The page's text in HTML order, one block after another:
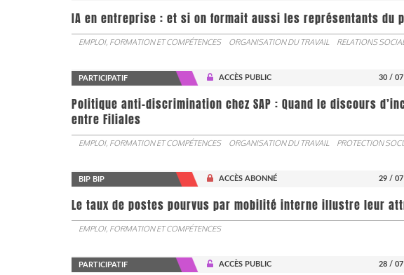
IA en entreprise : et si on formait aussi les représentants du
EMPLOI, FORMATION ET COMPÉTENCES ORGANISATION DU TRAVAIL RELATIONS
PARTICIPATIF ACCÈS PUBLIC 30 /
Politique anti-discrimination chez SAP : Quand le discours
entre Filiales
EMPLOI, FORMATION ET COMPÉTENCES ORGANISATION DU TRAVAIL PROTECTION
BIP BIP ACCÈS ABONNÉ 29 /
Le taux de postes pourvus par mobilité interne illustre leur
EMPLOI, FORMATION ET COMPÉTENCES
PARTICIPATIF ACCÈS PUBLIC 28 /